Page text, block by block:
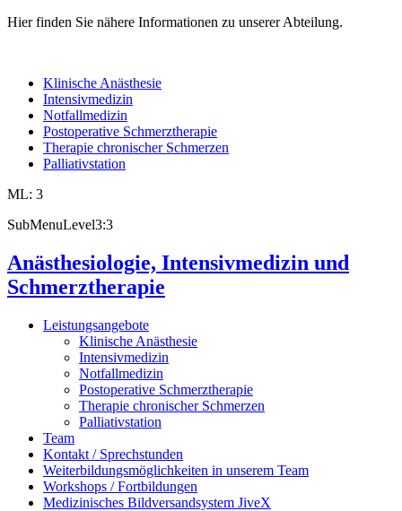
Hier finden Sie nähere Informationen zu unserer Abteilung.
Klinische Anästhesie
Intensivmedizin
Notfallmedizin
Postoperative Schmerztherapie
Therapie chronischer Schmerzen
Palliativstation
ML: 3
SubMenuLevel3:3
Anästhesiologie, Intensivmedizin und
Schmerztherapie
Leistungsangebote
Klinische Anästhesie
Intensivmedizin
Notfallmedizin
Postoperative Schmerztherapie
Therapie chronischer Schmerzen
Palliativstation
Team
Kontakt / Sprechstunden
Weiterbildungsmöglichkeiten in unserem Team
Workshops / Fortbildungen
Medizinisches Bildversandsystem JiveX